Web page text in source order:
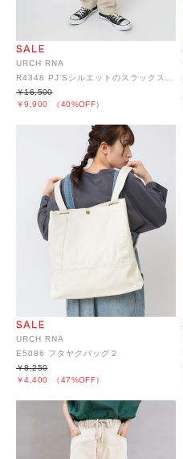
URCH RNA
￥9,900 （40%OFF）
￥16,500
URCH RNA
E5086 フタヤクバッグ２
￥4,400 （47%OFF）
￥8,250